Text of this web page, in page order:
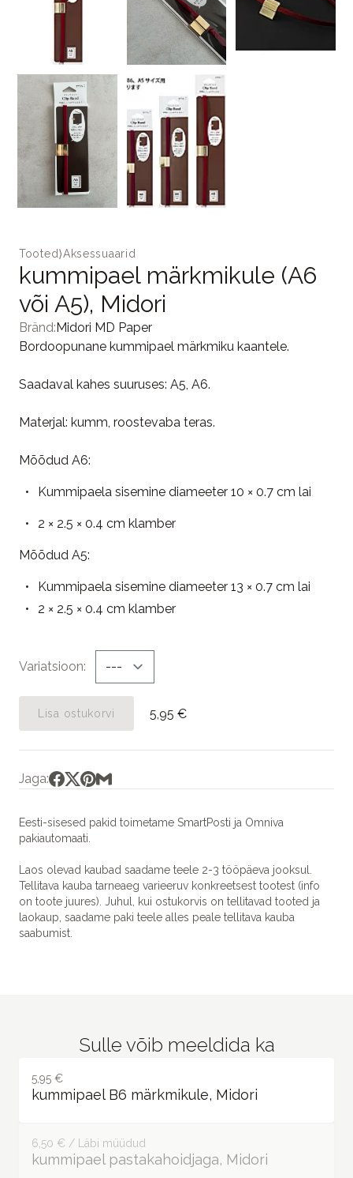
Tooted⟩Aksessuaarid
kummipael märkmikule (A6
või A5), Midori
Bränd:Midori MD Paper
Bordoopunane kummipael märkmiku kaantele.
Saadaval kahes suuruses: A5, A6.
Materjal: kumm, roostevaba teras.
Mõõdud A6:
Kummipaela sisemine diameeter 10 × 0.7 cm lai
2 × 2.5 × 0.4 cm klamber
Mõõdud A5:
Kummipaela sisemine diameeter 13 × 0.7 cm lai
2 × 2.5 × 0.4 cm klamber
Variatsioon
Lisa ostukorvi 5,95 €
Jaga:
Eesti-sisesed pakid toimetame SmartPosti ja Omniva
pakiautomaati.
Laos olevad kaubad saadame teele 2-3 tööpäeva jooksul.
Tellitava kauba tarneaeg varieeruv konkreetsest tootest (info
on toote juures). Juhul, kui ostukorvis on tellitavad tooted ja
laokaup, saadame paki teele alles peale tellitava kauba
saabumist.
Sulle võib meeldida ka
5,95 €
kummipael B6 märkmikule, Midori
6,50 € / Läbi müüdud
kummipael pastakahoidjaga, Midori